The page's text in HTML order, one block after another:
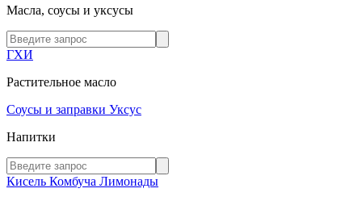
Масла, соусы и уксусы
ГХИ
Растительное масло
Соусы и заправки Уксус
Напитки
Кисель Комбуча Лимонады